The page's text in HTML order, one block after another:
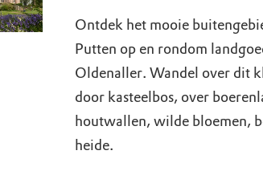
Ontdek het mooie
Putten op en rondom
Oldenaller. Wandel over dit
door kasteelbos, over
houtwallen, wilde bloemen,
heide.